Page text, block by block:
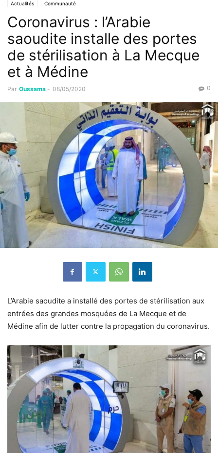
Actualités Communauté
Coronavirus : l’Arabie
saoudite installe des portes
de stérilisation à La Mecque
et à Médine
Par Oussama - 08/05/2020 0
L’Arabie saoudite a installé des portes de stérilisation aux
entrées des grandes mosquées de La Mecque et de
Médine afin de lutter contre la propagation du coronavirus.